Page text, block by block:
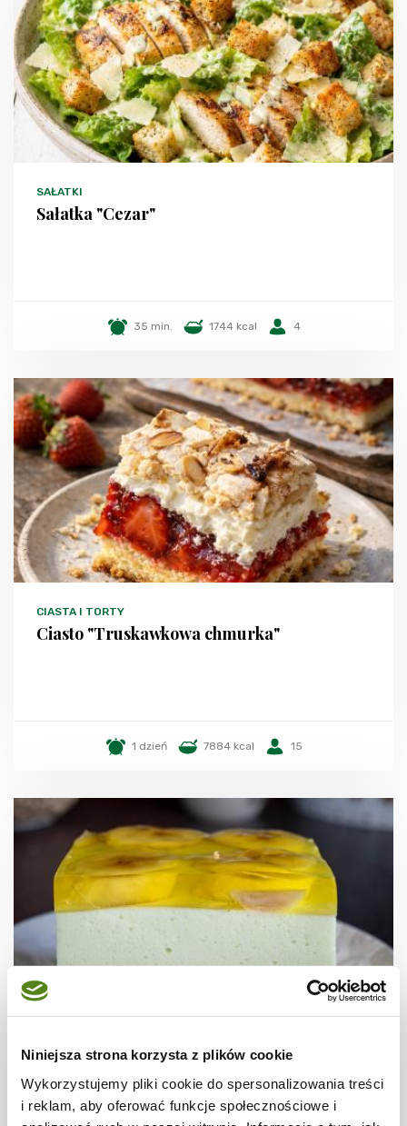
Niniejsza strona korzysta z plików cookie
Wykorzystujemy pliki cookie do spersonalizowania treści
i reklam, aby oferować funkcje społecznościowe i
SAŁATKI
Sałatka "Cezar"
35 min. 1744 kcal 4
CIASTA I TORTY
Ciasto "Truskawkowa chmurka"
1 dzień 7884 kcal 15
Bananowiec z pianką